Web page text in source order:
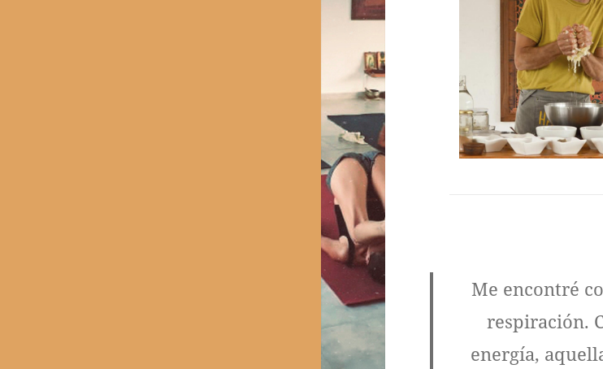
Me encontré
respiración.
energía,